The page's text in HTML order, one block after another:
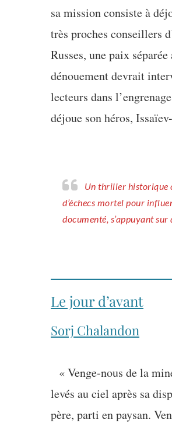
sa mission consiste à
très proches conseillers
Russes, une paix
dénouement devrait
lecteurs dans
déjoue son héros,
Un thriller historique captivant, où un espion soviétique infiltre les nazis jusqu’au sommet, jouant un jeu
d’échecs mortel pour
documenté, s’appuyant
Le jour d’avant
Sorj Chalandon
« Venge-nous de la
levés au ciel après sa
père, parti en paysan.